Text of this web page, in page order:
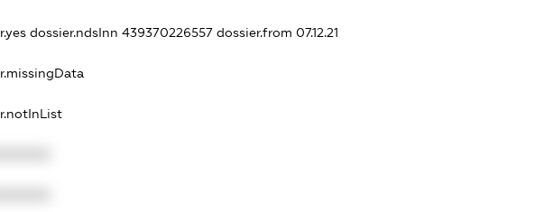
dossier.ndsInn 439370226557dossier.from 07.12.21